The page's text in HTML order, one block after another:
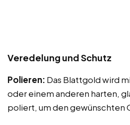
Veredelung und Schutz
Polieren: Das Blattgold wird
oder einem anderen harten,
poliert, um den gewünschten